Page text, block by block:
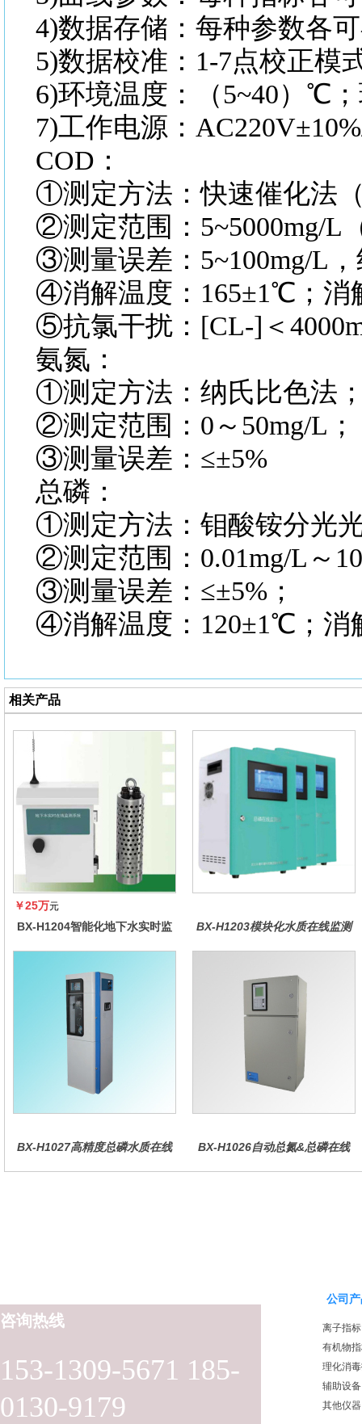
4)数据存储：每种参数各
5)数据校准：1-7点校正模
6)环境温度：（5~40）℃
7)工作电源：
COD：
①测定方法：快速催化法
②测定范围：5~5000mg/L
③测量误差：5~100mg/L，
④消解温度：165±1℃；消
⑤抗氯干扰：[CL-]＜
氨氮：
①测定方法：纳氏比色法
②测定范围：0～50mg/L；
③测量误差：≤±5%
总磷：
①测定方法：钼酸铵分光
②测定范围：0.01mg/L～
③测量误差：≤±5%；
④消解温度：120±1℃；消
相关产品
￥25万元
BX-H1204智能化地下水实时监
BX-H1203模块化水质在线监测
BX-H1027高精度总磷水质在线
BX-H1026自动总氮&总磷在线
153-1309-5671 185-
0130-9179
咨询热线
公司
离子指标
有机物
理化消
辅助设备
其他仪器